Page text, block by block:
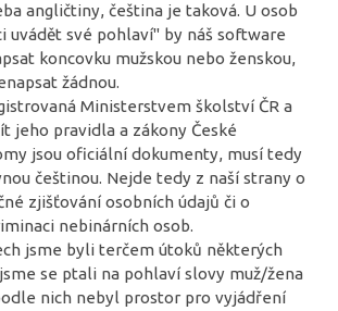
angličtiny, čeština je taková. U osob
uvádět své pohlaví" by náš software
koncovku mužskou nebo ženskou,
žádnou.
Ministerstvem školství ČR a
jeho pravidla a zákony České
jsou oficiální dokumenty, musí tedy
češtinou. Nejde tedy z naší strany o
zjišťování osobních údajů či o
nebinárních osob.
jsme byli terčem útoků některých
se ptali na pohlaví slovy muž/žena
nich nebyl prostor pro vyjádření